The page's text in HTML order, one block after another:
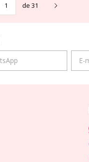
de 31